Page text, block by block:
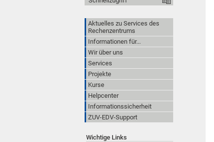
Aktuelles zu Services des
Rechenzentrums
Informationen für...
Wir über uns
Services
Projekte
Kurse
Helpcenter
Informationssicherheit
ZUV-EDV-Support
Wichtige Links